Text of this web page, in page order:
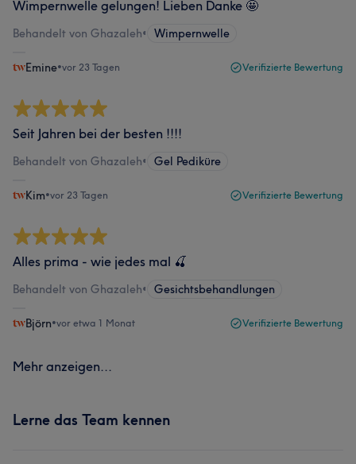
Wimpernwelle gelungen! Lieben Danke 🤩
Behandelt von Ghazaleh• Wimpernwelle
Emine•vor 23 Tagen Verifizierte Bewertung
Seit Jahren bei der besten !!!!
Behandelt von Ghazaleh• Gel Pediküre
Kim•vor 23 Tagen Verifizierte Bewertung
Alles prima - wie jedes mal 🍒
Behandelt von Ghazaleh• Gesichtsbehandlungen
Björn•vor etwa 1 Monat Verifizierte Bewertung
Mehr anzeigen...
Lerne das Team kennen